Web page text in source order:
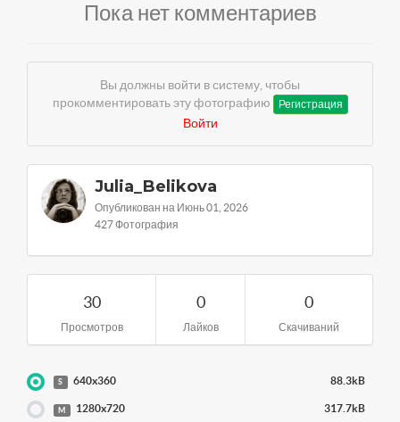
Пока нет комментариев
Вы должны войти в систему, чтобы
прокомментировать эту фотографию
Регистрация
Войти
Julia_Belikova
Опубликован на Июнь 01, 2026
427 Фотография
30
Просмотров
0
Лайков
0
Скачиваний
S 640x360 88.3kB
M 1280x720 317.7kB